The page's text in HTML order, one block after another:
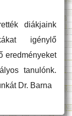
diákjaink
igénylő
eredményeket
tanulónk.
Dr. Barna